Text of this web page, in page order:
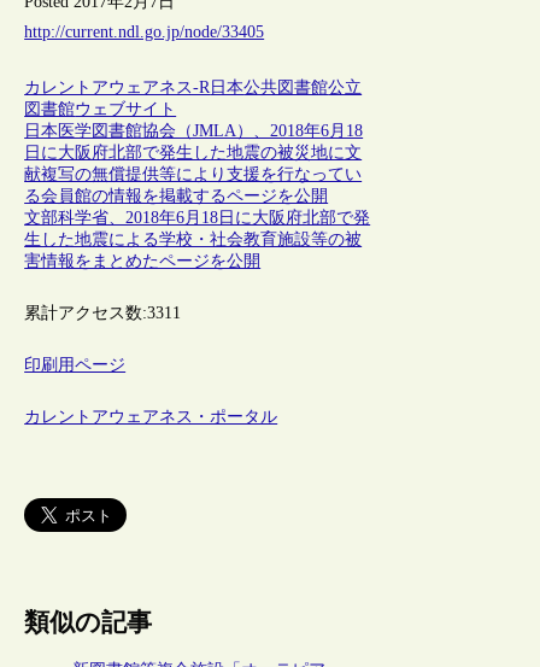
http://current.ndl.go.jp/node/33405
カレントアウェアネス-R 日本公共図書館公立
図書館ウェブサイト
日本医学図書館協会（JMLA）、2018年6月18
日に大阪府北部で発生した地震の被災地に文
献複写の無償提供等により支援を行なってい
る会員館の情報を掲載するページを公開
文部科学省、2018年6月18日に大阪府北部で発
生した地震による学校・社会教育施設等の被
害情報をまとめたページを公開
累計アクセス数:3311
印刷用ページ
カレントアウェアネス・ポータル
類似の記事